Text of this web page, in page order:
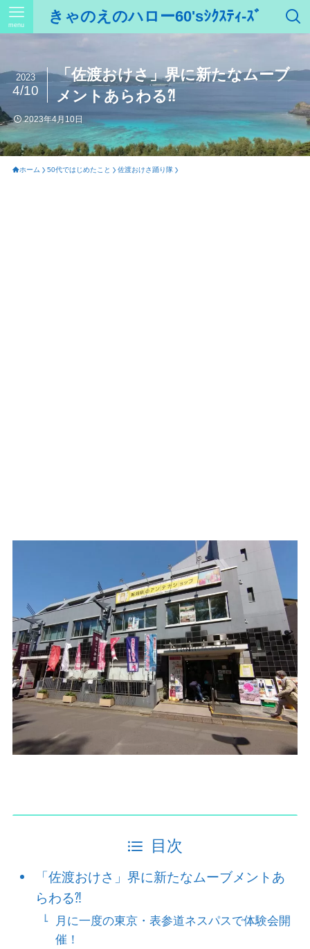
きゃのえのハロー60'sｼｸｽﾃｨ-ｽﾞ
menu
「佐渡おけさ」界に新たなムーブ
メントあらわる⁈
2023
4/10
2023年4月10日
ホーム 50代ではじめたこと 佐渡おけさ踊り隊
目次
「佐渡おけさ」界に新たなムーブメントあ
らわる⁈
月に一度の東京・表参道ネスパスで体験会開
催！